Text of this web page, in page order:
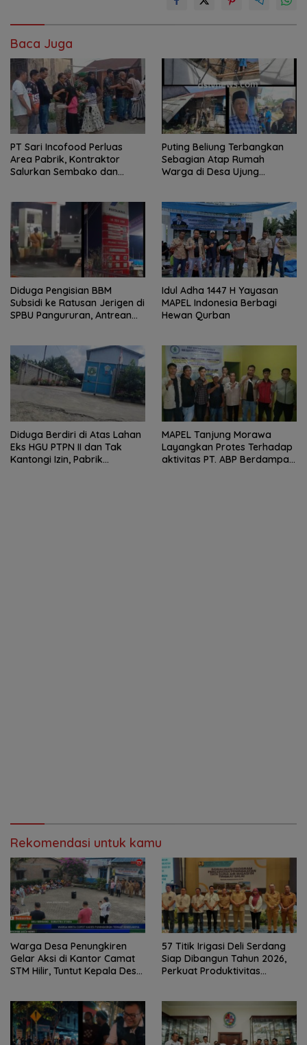
Baca Juga
PT Sari Incofood Perluas
Area Pabrik, Kontraktor
Salurkan Sembako dan
Puting Beliung Terbangkan
Sebagian Atap Rumah
Warga di Desa Ujung
Bantuan
Diduga Pengisian BBM
Subsidi ke Ratusan Jerigen di
SPBU Pangururan, Antrean
Idul Adha 1447 H Yayasan
MAPEL Indonesia Berbagi
Hewan Qurban
Diduga Berdiri di Atas Lahan
Eks HGU PTPN II dan Tak
Kantongi Izin, Pabrik
MAPEL Tanjung Morawa
Layangkan Protes Terhadap
aktivitas PT. ABP Berdampak
Rekomendasi untuk kamu
Warga Desa Penungkiren
Gelar Aksi di Kantor Camat
STM Hilir, Tuntut Kepala Desa
57 Titik Irigasi Deli Serdang
Siap Dibangun Tahun 2026,
Perkuat Produktivitas